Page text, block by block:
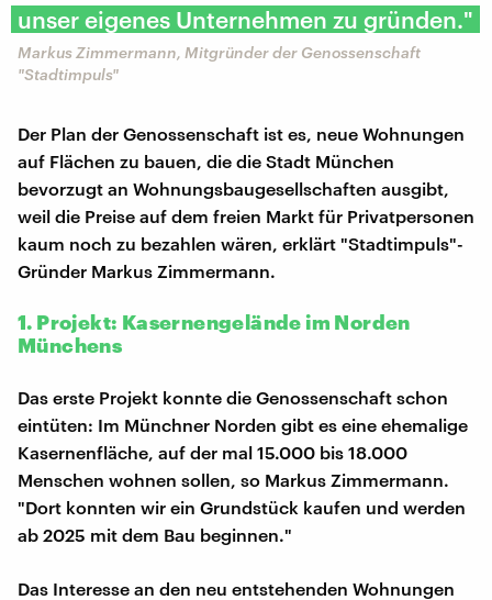
unser eigenes Unternehmen zu gründen."
Markus Zimmermann, Mitgründer der Genossenschaft
"Stadtimpuls"
Der Plan der Genossenschaft ist es, neue Wohnungen
auf Flächen zu bauen, die die Stadt München
bevorzugt an Wohnungsbaugesellschaften ausgibt,
weil die Preise auf dem freien Markt für Privatpersonen
kaum noch zu bezahlen wären, erklärt "Stadtimpuls"-
Gründer Markus Zimmermann.
1. Projekt: Kasernengelände im Norden
Münchens
Das erste Projekt konnte die Genossenschaft schon
eintüten: Im Münchner Norden gibt es eine ehemalige
Kasernenfläche, auf der mal 15.000 bis 18.000
Menschen wohnen sollen, so Markus Zimmermann.
"Dort konnten wir ein Grundstück kaufen und werden
ab 2025 mit dem Bau beginnen."
Das Interesse an den neu entstehenden Wohnungen